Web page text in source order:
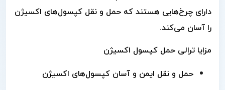
دارای چرخ‌هایی هستند که حمل و نقل کپسول‌های اکسیژن
را آسان می‌کند.
مزایا ترالی حمل کپسول اکسیژن
حمل و نقل ایمن و آسان کپسول‌های اکسیژن